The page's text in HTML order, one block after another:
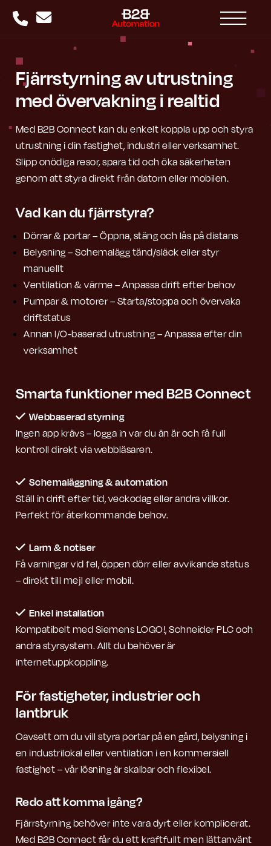
Fjärrstyrning av utrustning
med övervakning i realtid
Med B2B Connect kan du enkelt koppla upp och styra
utrustning i din fastighet, industri eller verksamhet.
Slipp onödiga resor, spara tid och öka säkerheten
genom att styra direkt från datorn eller mobilen.
Vad kan du fjärrstyra?
Dörrar & portar – Öppna, stäng och lås på distans
Belysning – Schemalägg tänd/släck eller styr
manuellt
Ventilation & värme – Anpassa drift efter behov
Pumpar & motorer – Starta/stoppa och övervaka
driftstatus
Annan I/O-baserad utrustning – Anpassa efter din
verksamhet
Smarta funktioner med B2B Connect
Webbaserad styrning
Ingen app krävs – logga in var du än är och få full
kontroll direkt via webbläsaren.
Schemaläggning & automation
Ställ in drift efter tid, veckodag eller andra villkor.
Perfekt för återkommande behov.
Larm & notiser
Få varningar vid fel, öppen dörr eller avvikande status
– direkt till mejl eller mobil.
Enkel installation
Kompatibelt med Siemens LOGO!, Schneider PLC och
andra styrsystem. Allt du behöver är
internetuppkoppling.
För fastigheter, industrier och
lantbruk
Oavsett om du vill styra portar på en gård, belysning i
en industrilokal eller ventilation i en kommersiell
fastighet – vår lösning är skalbar och flexibel.
Redo att komma igång?
Fjärrstyrning behöver inte vara dyrt eller komplicerat.
Med B2B Connect får du ett kraftfullt men lättanvänt